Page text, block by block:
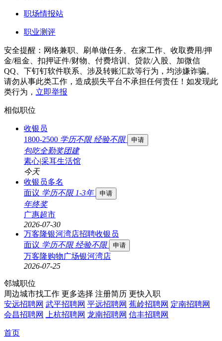
职场情报站
职业测评
安全提醒：网络兼职、刷单做任务、在家工作、收取费用/押
金/租金、扣押证件/财物、付费培训、贷款/入股、加微信
QQ、下钉钉软件联系、涉及转账汇款等行为，均涉嫌诈骗。
请勿从事此类工作，造成损失平台不承担任何责任！如发现此
类行为， 立即举报
相似职位
收银员
1800-2500 学历不限 经验不限 申请
包吃全勤奖团建
素心|采耳生活馆
今天
收银员多名
面议 学历不限 1-3年 申请
年终奖
广惠超市
2026-07-30
万客隆银河湾店招聘收银员
面议 学历不限 经验不限 申请
万客隆购物广场银河湾店
2026-07-25
邻城职位
周边城市找工作 更多选择 注册简历 更快入职
安远招聘网 武平招聘网 平远招聘网 蕉岭招聘网 定南招聘网
会昌招聘网
上杭招聘网 龙南招聘网 信丰招聘网
首页